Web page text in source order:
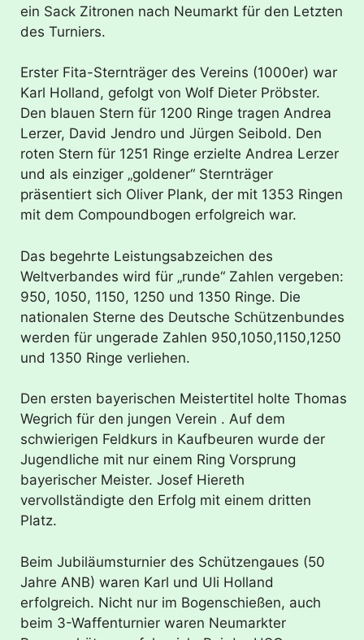
ein Sack Zitronen nach Neumarkt für den Letzten
des Turniers.
Erster Fita-Sternträger des Vereins (1000er) war
Karl Holland, gefolgt von Wolf Dieter Pröbster.
Den blauen Stern für 1200 Ringe tragen Andrea
Lerzer, David Jendro und Jürgen Seibold. Den
roten Stern für 1251 Ringe erzielte Andrea Lerzer
und als einziger „goldener“ Sternträger
präsentiert sich Oliver Plank, der mit 1353 Ringen
mit dem Compoundbogen erfolgreich war.
Das begehrte Leistungsabzeichen des
Weltverbandes wird für „runde“ Zahlen vergeben:
950, 1050, 1150, 1250 und 1350 Ringe. Die
nationalen Sterne des Deutsche Schützenbundes
werden für ungerade Zahlen 950,1050,1150,1250
und 1350 Ringe verliehen.
Den ersten bayerischen Meistertitel holte Thomas
Wegrich für den jungen Verein . Auf dem
schwierigen Feldkurs in Kaufbeuren wurde der
Jugendliche mit nur einem Ring Vorsprung
bayerischer Meister. Josef Hiereth
vervollständigte den Erfolg mit einem dritten
Platz.
Beim Jubiläumsturnier des Schützengaues (50
Jahre ANB) waren Karl und Uli Holland
erfolgreich. Nicht nur im Bogenschießen, auch
beim 3-Waffenturnier waren Neumarkter